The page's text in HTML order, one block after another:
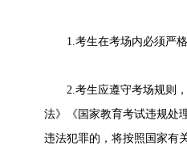
1.考生在考场内必须严格
2.考生应遵守考场规则，
法》《国家教育考试违规处
违法犯罪的，将按照国家有